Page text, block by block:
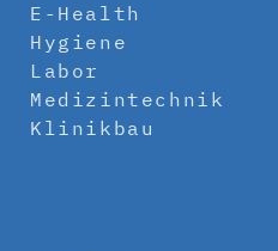
E-Health
Hygiene
Labor
Medizintechnik
Klinikbau